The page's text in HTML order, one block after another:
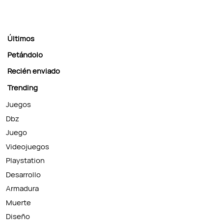
Últimos
Petándolo
Recién enviado
Trending
Juegos
Dbz
Juego
Videojuegos
Playstation
Desarrollo
Armadura
Muerte
Diseño